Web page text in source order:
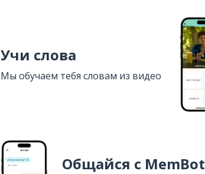
Учи слова
Мы обучаем тебя словам из видео
Общайся с MemBot